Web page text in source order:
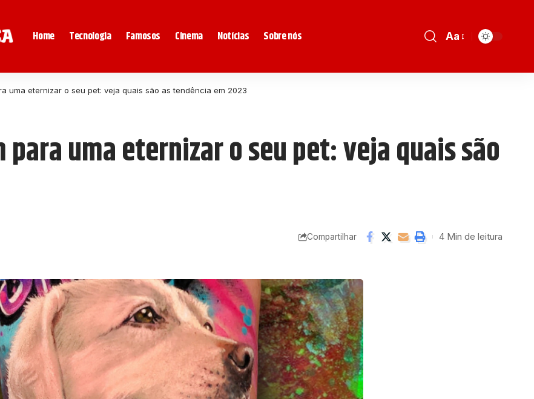
Home Tecnologia Famosos Cinema Notícias Sobre nós Aa
uma eternizar o seu pet: veja quais são as tendência em 2023
uma eternizar o seu pet: veja quais são
Compartilhar 4 Min de leitura